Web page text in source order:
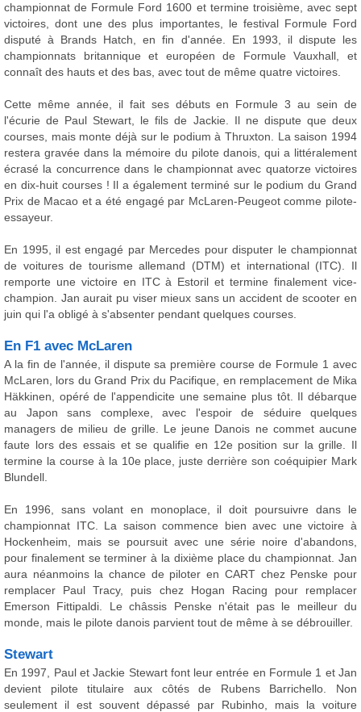
championnat de Formule Ford 1600 et termine troisième, avec sept
victoires, dont une des plus importantes, le festival Formule Ford
disputé à Brands Hatch, en fin d'année. En 1993, il dispute les
championnats britannique et européen de Formule Vauxhall, et
connaît des hauts et des bas, avec tout de même quatre victoires.
Cette même année, il fait ses débuts en Formule 3 au sein de
l'écurie de Paul Stewart, le fils de Jackie. Il ne dispute que deux
courses, mais monte déjà sur le podium à Thruxton. La saison 1994
restera gravée dans la mémoire du pilote danois, qui a littéralement
écrasé la concurrence dans le championnat avec quatorze victoires
en dix-huit courses ! Il a également terminé sur le podium du Grand
Prix de Macao et a été engagé par McLaren-Peugeot comme pilote-
essayeur.
En 1995, il est engagé par Mercedes pour disputer le championnat
de voitures de tourisme allemand (DTM) et international (ITC). Il
remporte une victoire en ITC à Estoril et termine finalement vice-
champion. Jan aurait pu viser mieux sans un accident de scooter en
juin qui l'a obligé à s'absenter pendant quelques courses.
En F1 avec McLaren
A la fin de l'année, il dispute sa première course de Formule 1 avec
McLaren, lors du Grand Prix du Pacifique, en remplacement de Mika
Häkkinen, opéré de l'appendicite une semaine plus tôt. Il débarque
au Japon sans complexe, avec l'espoir de séduire quelques
managers de milieu de grille. Le jeune Danois ne commet aucune
faute lors des essais et se qualifie en 12e position sur la grille. Il
termine la course à la 10e place, juste derrière son coéquipier Mark
Blundell.
En 1996, sans volant en monoplace, il doit poursuivre dans le
championnat ITC. La saison commence bien avec une victoire à
Hockenheim, mais se poursuit avec une série noire d'abandons,
pour finalement se terminer à la dixième place du championnat. Jan
aura néanmoins la chance de piloter en CART chez Penske pour
remplacer Paul Tracy, puis chez Hogan Racing pour remplacer
Emerson Fittipaldi. Le châssis Penske n'était pas le meilleur du
monde, mais le pilote danois parvient tout de même à se débrouiller.
Stewart
En 1997, Paul et Jackie Stewart font leur entrée en Formule 1 et Jan
devient pilote titulaire aux côtés de Rubens Barrichello. Non
seulement il est souvent dépassé par Rubinho, mais la voiture